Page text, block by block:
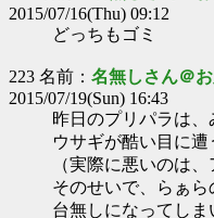
2015/07/16(Thu) 09:12
どっちもゴミ
223 名前： 名無しさん＠
2015/07/19(Sun) 16:43
昨日のプリパラは
ウサギが酷い目に遭
（実際に悪いのは
そのせいで、らぁ
台無しになってしま